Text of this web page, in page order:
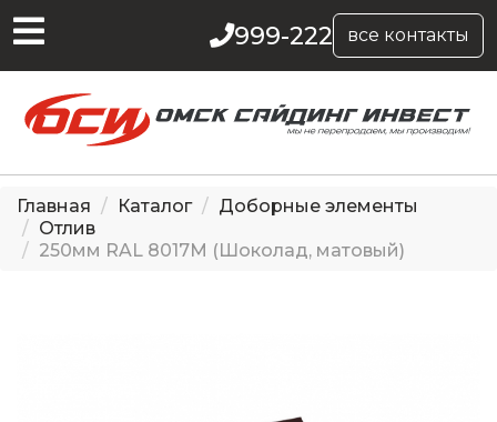
999-222 все контакты
Главная Каталог
Доборные элементы
Отлив
250мм RAL 8017M (Шоколад, матовый)